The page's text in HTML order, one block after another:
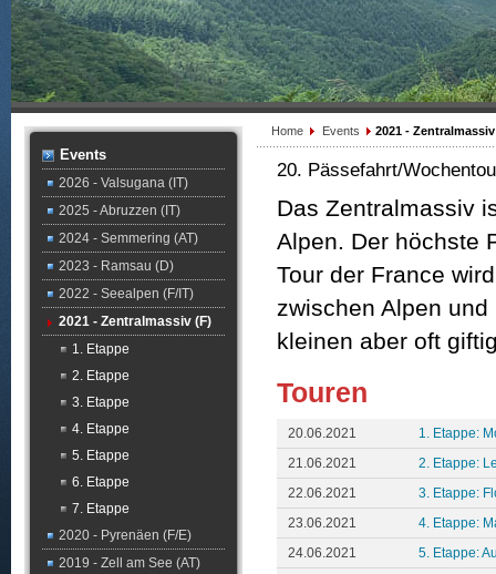
Events
2026 - Valsugana (IT)
2025 - Abruzzen (IT)
2024 - Semmering (AT)
2023 - Ramsau (D)
2022 - Seealpen (F/IT)
2021 - Zentralmassiv (F)
1. Etappe
2. Etappe
3. Etappe
4. Etappe
5. Etappe
6. Etappe
7. Etappe
2020 - Pyrenäen (F/E)
2019 - Zell am See (AT)
Home Events 2021 -
20. Pässefahrt/
Das Zentralmassiv
Alpen. Der höchste
Tour der France
zwischen Alpen
kleinen aber oft
Touren
20.06.2021
1. Etappe:
21.06.2021
2. Etappe:
22.06.2021
3. Etappe:
23.06.2021
4. Etappe:
24.06.2021
5. Etappe: